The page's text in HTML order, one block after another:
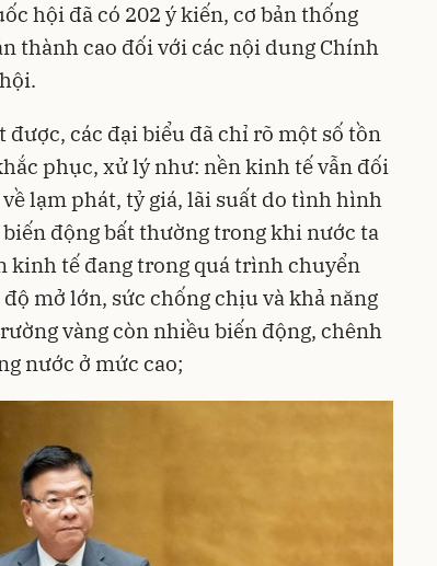
hội đã có 202 ý kiến, cơ bản thống
thành cao đối với các nội dung Chính
được, các đại biểu đã chỉ rõ một số tồn
phục, xử lý như: nền kinh tế vẫn đối
lạm phát, tỷ giá, lãi suất do tình hình
động bất thường trong khi nước ta
kinh tế đang trong quá trình chuyển
mở lớn, sức chống chịu và khả năng
vàng còn nhiều biến động, chênh
nước ở mức cao;